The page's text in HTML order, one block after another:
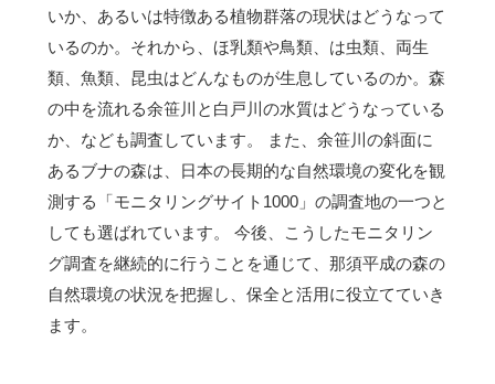
いか、あるいは特徴ある植物群落の現状はどうなって
いるのか。それから、ほ乳類や鳥類、は虫類、両生
類、魚類、昆虫はどんなものが生息しているのか。森
の中を流れる余笹川と白戸川の水質はどうなっている
か、なども調査しています。 また、余笹川の斜面に
あるブナの森は、日本の長期的な自然環境の変化を観
測する「モニタリングサイト1000」の調査地の一つと
しても選ばれています。 今後、こうしたモニタリン
グ調査を継続的に行うことを通じて、那須平成の森の
自然環境の状況を把握し、保全と活用に役立てていき
ます。